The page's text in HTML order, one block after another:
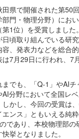
県で開催された第50
門・物理分野）にお
1位）を受賞しました
頃取り組んでいる研究
、発表力などを総合
7月29日に行われ、7
でも、「Q-1」やAIチ
分野において全国レ
かし、今回の受賞は
ンス」ともいえる純
であり、本校物理部
挙となりました。